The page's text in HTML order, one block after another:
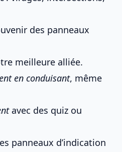
des panneaux
meilleure alliée.
en conduisant, même
avec des quiz ou
panneaux d’indication